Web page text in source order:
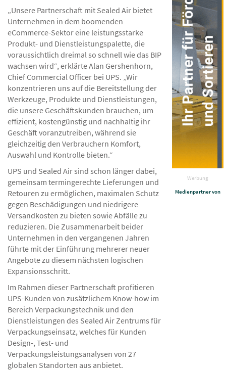
Werbung
Medienpartner von
„Unsere Partnerschaft mit Sealed Air bietet
Unternehmen in dem boomenden
eCommerce-Sektor eine leistungsstarke
Produkt- und Dienstleistungspalette, die
voraussichtlich dreimal so schnell wie das BIP
wachsen wird“, erklärte Alan Gershenhorn,
Chief Commercial Officer bei UPS. „Wir
konzentrieren uns auf die Bereitstellung der
Werkzeuge, Produkte und Dienstleistungen,
die unsere Geschäftskunden brauchen, um
effizient, kostengünstig und nachhaltig ihr
Geschäft voranzutreiben, während sie
gleichzeitig den Verbrauchern Komfort,
Auswahl und Kontrolle bieten.“
UPS und Sealed Air sind schon länger dabei,
gemeinsam termingerechte Lieferungen und
Retouren zu ermöglichen, maximalen Schutz
gegen Beschädigungen und niedrigere
Versandkosten zu bieten sowie Abfälle zu
reduzieren. Die Zusammenarbeit beider
Unternehmen in den vergangenen Jahren
führte mit der Einführung mehrerer neuer
Angebote zu diesem nächsten logischen
Expansionsschritt.
Im Rahmen dieser Partnerschaft profitieren
UPS-Kunden von zusätzlichem Know-how im
Bereich Verpackungstechnik und den
Dienstleistungen des Sealed Air Zentrums für
Verpackungseinsatz, welches für Kunden
Design-, Test- und
Verpackungsleistungsanalysen von 27
globalen Standorten aus anbietet.